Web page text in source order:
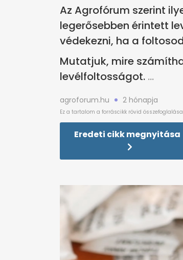
Az Agrofórum szerint
legerősebben érintett
védekezni, ha a
Mutatjuk, mire
levélfoltosságot.
agroforum.hu 2 hónapja
Eredeti cikk megnyitása